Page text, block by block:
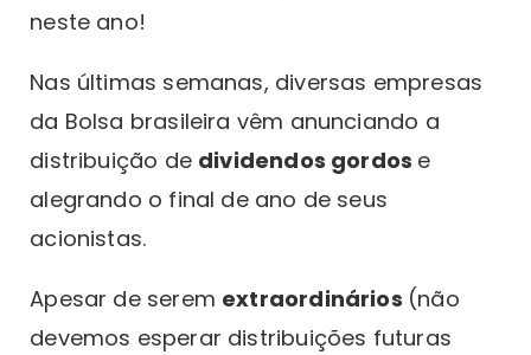
neste ano!
Nas últimas semanas, diversas empresas
da Bolsa brasileira vêm anunciando a
distribuição de dividendos gordos e
alegrando o final de ano de seus
acionistas.
Apesar de serem extraordinários (não
devemos esperar distribuições futuras